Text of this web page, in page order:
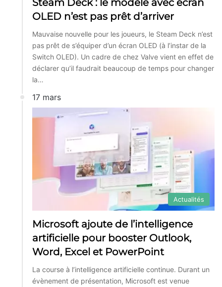
Steam Deck : le modèle avec écran
OLED n’est pas prêt d’arriver
Mauvaise nouvelle pour les joueurs, le Steam Deck n’est
pas prêt de s’équiper d’un écran OLED (à l’instar de la
Switch OLED). Un cadre de chez Valve vient en effet de
déclarer qu’il faudrait beaucoup de temps pour changer
la…
17 mars
Actualités
Microsoft ajoute de l’intelligence
artificielle pour booster Outlook,
Word, Excel et PowerPoint
La course à l’intelligence artificielle continue. Durant un
évènement de présentation, Microsoft est venue